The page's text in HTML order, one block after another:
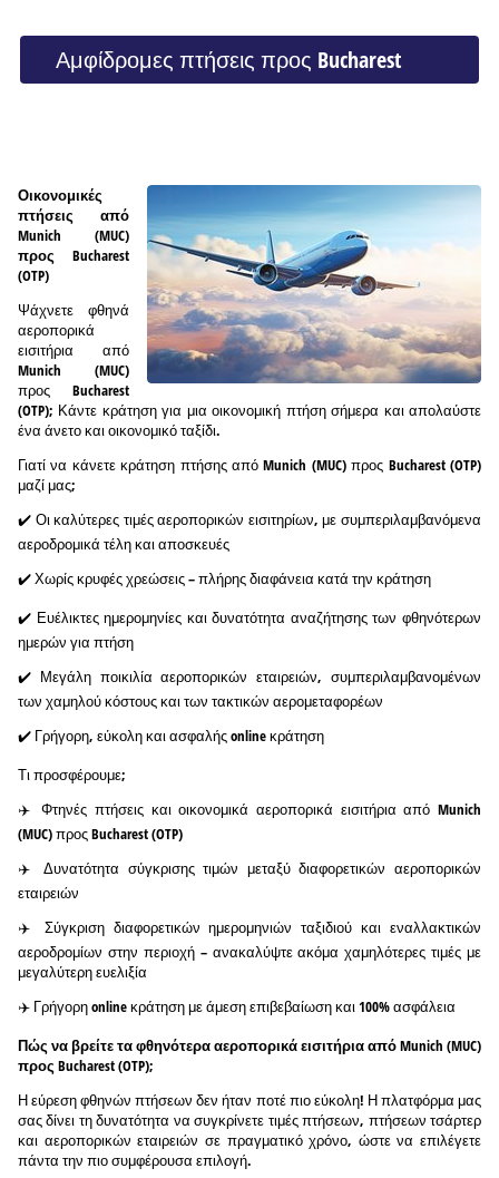
Αμφίδρομες πτήσεις προς Bucharest
Οικονομικές
πτήσεις από
Munich (MUC)
προς Bucharest
(OTP)
Ψάχνετε φθηνά
αεροπορικά
εισιτήρια από
Munich (MUC)
προς Bucharest
(OTP); Κάντε κράτηση για μια οικονομική πτήση σήμερα και απολαύστε
ένα άνετο και οικονομικό ταξίδι.
Γιατί να κάνετε κράτηση πτήσης από Munich (MUC) προς Bucharest (OTP)
μαζί μας;
✔️ Οι καλύτερες τιμές αεροπορικών εισιτηρίων, με συμπεριλαμβανόμενα
αεροδρομικά τέλη και αποσκευές
✔️ Χωρίς κρυφές χρεώσεις – πλήρης διαφάνεια κατά την κράτηση
✔️ Ευέλικτες ημερομηνίες και δυνατότητα αναζήτησης των φθηνότερων
ημερών για πτήση
✔️ Μεγάλη ποικιλία αεροπορικών εταιρειών, συμπεριλαμβανομένων
των χαμηλού κόστους και των τακτικών αερομεταφορέων
✔️ Γρήγορη, εύκολη και ασφαλής online κράτηση
Τι προσφέρουμε;
✈️ Φτηνές πτήσεις και οικονομικά αεροπορικά εισιτήρια από Munich
(MUC) προς Bucharest (OTP)
✈️ Δυνατότητα σύγκρισης τιμών μεταξύ διαφορετικών αεροπορικών
εταιρειών
✈️ Σύγκριση διαφορετικών ημερομηνιών ταξιδιού και εναλλακτικών
αεροδρομίων στην περιοχή – ανακαλύψτε ακόμα χαμηλότερες τιμές με
μεγαλύτερη ευελιξία
✈️ Γρήγορη online κράτηση με άμεση επιβεβαίωση και 100% ασφάλεια
Πώς να βρείτε τα φθηνότερα αεροπορικά εισιτήρια από Munich (MUC)
προς Bucharest (OTP);
Η εύρεση φθηνών πτήσεων δεν ήταν ποτέ πιο εύκολη! Η πλατφόρμα μας
σας δίνει τη δυνατότητα να συγκρίνετε τιμές πτήσεων, πτήσεων τσάρτερ
και αεροπορικών εταιρειών σε πραγματικό χρόνο, ώστε να επιλέγετε
πάντα την πιο συμφέρουσα επιλογή.